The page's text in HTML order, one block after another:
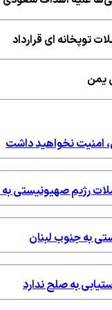
توپخانه ای قرارداد
یمن
امنیت نخواهید داشت
رژیم صهیونیستی
به جنوب لبنان
به صلح ندارد